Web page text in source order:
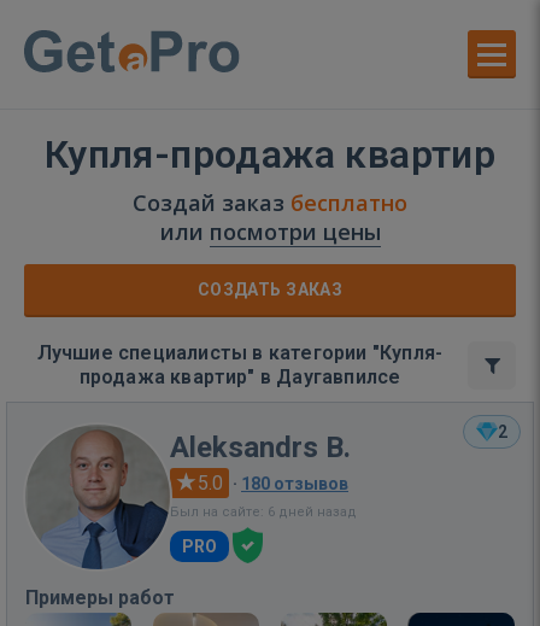
Купля-продажа квартир
Создай заказ бесплатно
или посмотри цены
СОЗДАТЬ ЗАКАЗ
Лучшие специалисты в категории "Купля-
продажа квартир" в Даугавпилсе
2
Aleksandrs B.
5.0 · 180 отзывов
Был на сайте: 6 дней назад
PRO
Примеры работ